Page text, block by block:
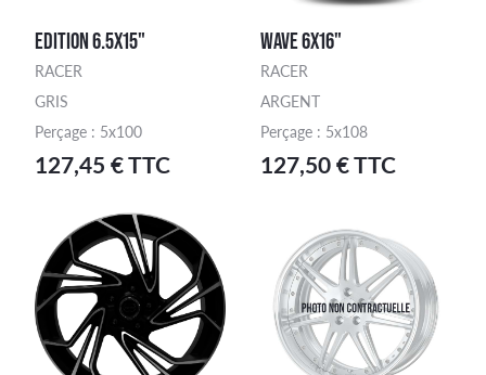
EDITION 6.5X15"
RACER
GRIS
Perçage : 5x100
127,45 € TTC
WAVE 6X16"
RACER
ARGENT
Perçage : 5x108
127,50 € TTC